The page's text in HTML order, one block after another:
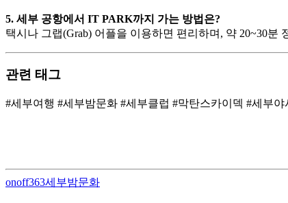
5. 세부 공항에서 IT PARK까지 가는 방법은?
택시나 그랩(Grab) 어플을 이용하면 편리하며, 약 20~30분
관련 태그
#세부여행 #세부밤문화 #세부클럽 #막탄스카이덱 #세부야
Author
onoff363Categories
세부밤문화